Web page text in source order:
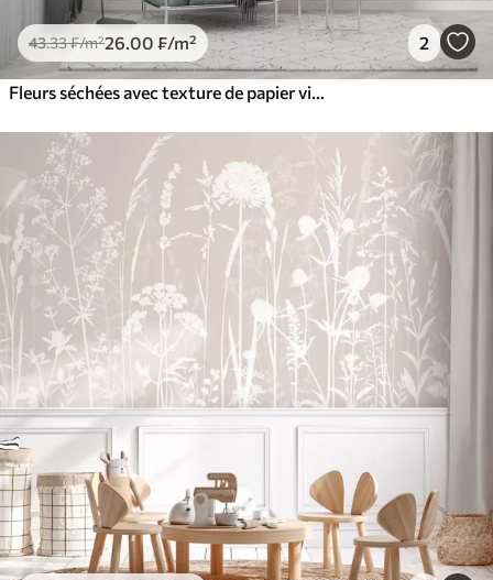
43.33₣/m²26.00 ₣/m² 2
Fleurs séchées avec texture de papier vintage